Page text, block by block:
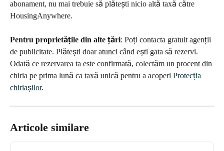
abonament, nu mai trebuie să plătești nicio altă taxă către
HousingAnywhere.
Pentru proprietățile din alte țări: Poți contacta gratuit agenții
de publicitate. Plătești doar atunci când ești gata să rezervi.
Odată ce rezervarea ta este confirmată, colectăm un procent din
chiria pe prima lună ca taxă unică pentru a acoperi Protecția
chiriașilor.
Articole similare